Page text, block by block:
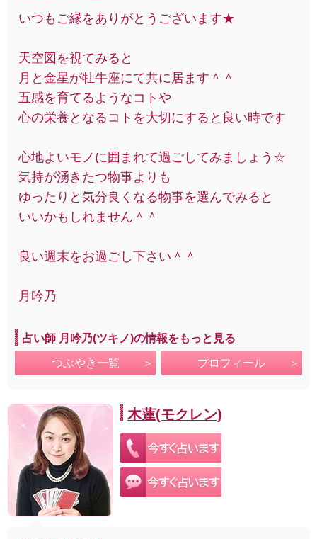
いつもご縁をありがとうございます★
天空図を視てみると
月と金星が牡牛座にて共に居ます＾＾
五感を育てるようなコトや
心の栄養となるコトを大切にすると良い時です
心地よいモノに囲まれて過ごしてみましょう☆
気持が湧きたつ物事よりも
ゆったりと気分良くなる物事を選んでみると
いいかもしれません＾＾
良い週末をお過ごし下さい＾＾
月吟乃
占い師 月吟乃(ツキノ)の情報をもっと見る
つぶやき一覧 プロフィール
木蓮(モクレン)